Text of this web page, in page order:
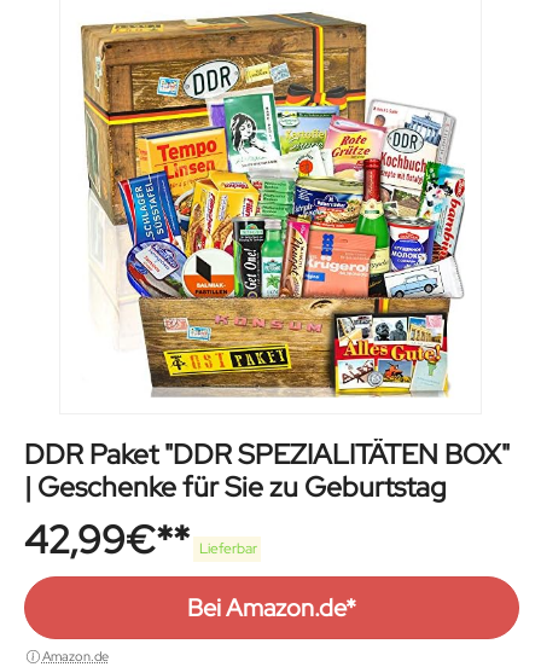
DDR Paket "DDR SPEZIALITÄTEN BOX"
| Geschenke für Sie zu Geburtstag
42,99€ Lieferbar
Bei Amazon.de*
Amazon.de